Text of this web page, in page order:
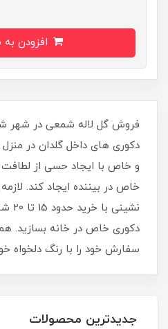
فروش گل لاله شمعی در شهر
دکوری های داخل گلدان در
و خاص با ایجاد حسی از
خاص در بیننده ایجاد کند.
دکوری خاص در خانه بسازید.
سفارش خود را با رنگ دلخواه
جدیدترین محصولات